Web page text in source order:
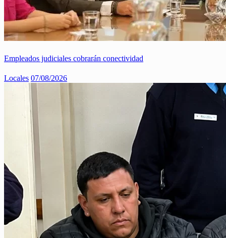
Empleados judiciales cobrarán conectividad
Locales 07/08/2026